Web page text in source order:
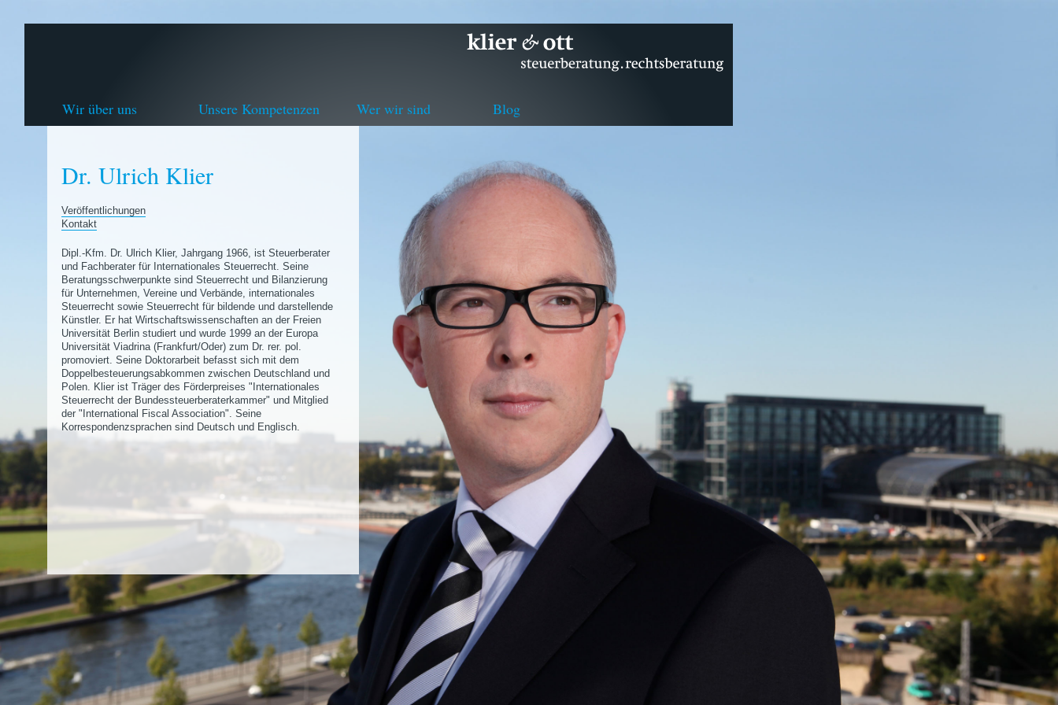
Wir über uns Unsere Kompetenzen Wer wir sind Blog
Dr. Ulrich Klier
Veröffentlichungen
Kontakt
Dipl.-Kfm. Dr. Ulrich Klier, Jahrgang 1966, ist Steuerberater
und Fachberater für Internationales Steuerrecht. Seine
Beratungsschwerpunkte sind Steuerrecht und Bilanzierung
für Unternehmen, Vereine und Verbände, internationales
Steuerrecht sowie Steuerrecht für bildende und darstellende
Künstler. Er hat Wirtschaftswissenschaften an der Freien
Universität Berlin studiert und wurde 1999 an der Europa
Universität Viadrina (Frankfurt/Oder) zum Dr. rer. pol.
promoviert. Seine Doktorarbeit befasst sich mit dem
Doppelbesteuerungsabkommen zwischen Deutschland und
Polen. Klier ist Träger des Förderpreises "Internationales
Steuerrecht der Bundessteuerberaterkammer" und Mitglied
der "International Fiscal Association". Seine
Korrespondenzsprachen sind Deutsch und Englisch.